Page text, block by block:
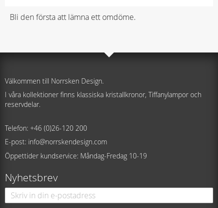
Bli den första att lämna ett omdöme.
Välkommen till Norrsken Design.
I våra kollektioner finns klassiska kristallkronor, Tiffanylampor och
reservdelar.
Telefon: +46 (0)26-120 200
E-post: info@norrskendesign.com
Öppettider kundservice: Måndag-Fredag 10-19
Nyhetsbrev